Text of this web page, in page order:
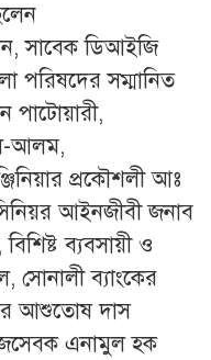
সাবেক ডিআইজি
পরিষদের সম্মানিত
পাটোয়ারী,
আলম,
প্রকৌশলী আঃ
আইনজীবী জনাব
ব্যবসায়ী ও
ব্যাংকের
আশুতোষ দাস
এনামুল হক